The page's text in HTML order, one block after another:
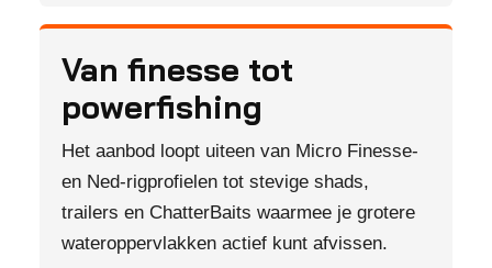
Van finesse tot
powerfishing
Het aanbod loopt uiteen van Micro Finesse-
en Ned-rigprofielen tot stevige shads,
trailers en ChatterBaits waarmee je grotere
wateroppervlakken actief kunt afvissen.